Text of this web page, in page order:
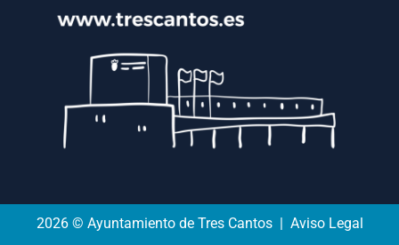
2026 © Ayuntamiento de Tres Cantos | Aviso Legal